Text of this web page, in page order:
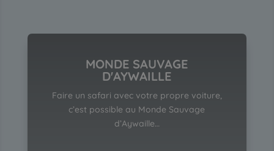
MONDE SAUVAGE
D'AYWAILLE
Faire un safari avec votre propre voiture,
c’est possible au Monde Sauvage
d’Aywaille…